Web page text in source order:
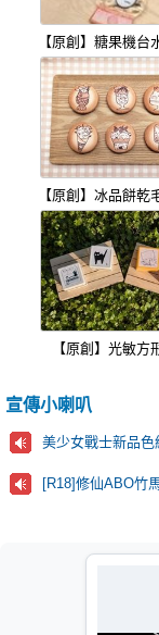
【原創】糖果機台
【原創】冰品餅乾
【原創】光敏方
宣傳小喇叭
美少女戰士新品
[R18]修仙ABO竹